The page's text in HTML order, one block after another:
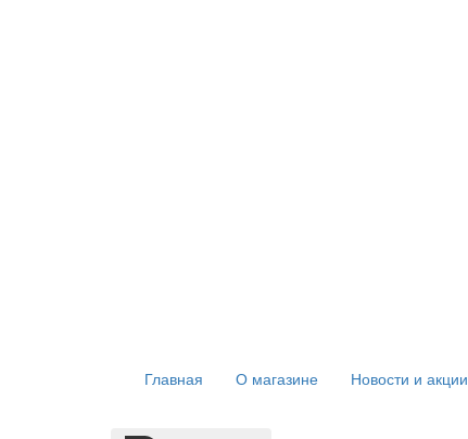
Главная О магазине Новости и акции